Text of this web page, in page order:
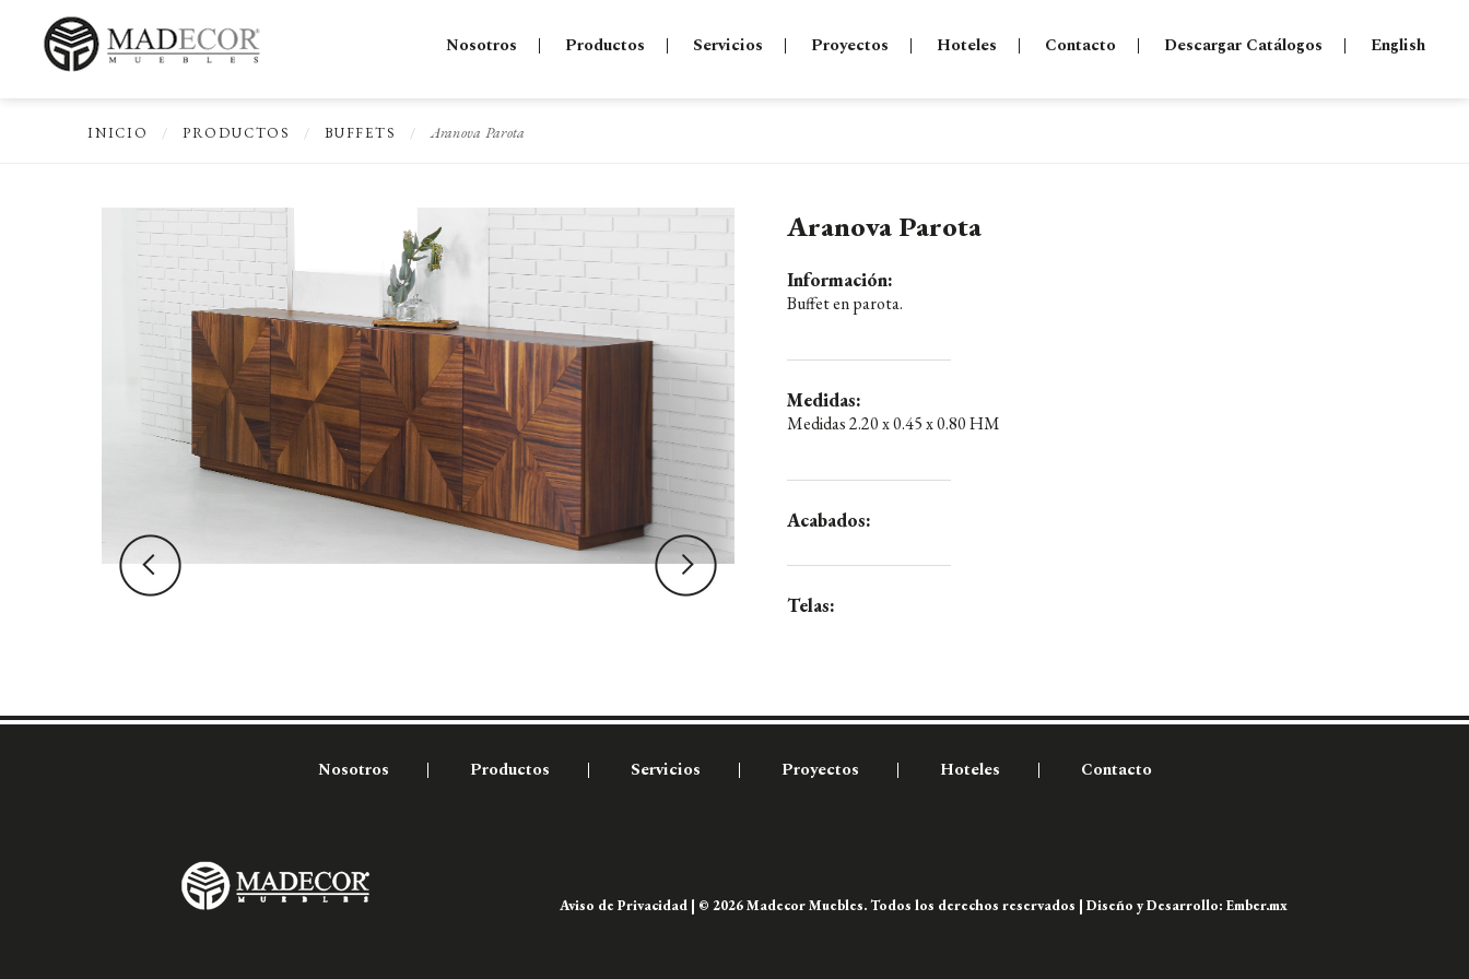
Nosotros Productos Servicios Proyectos Hoteles Contacto Descargar Catálogos English
INICIO / PRODUCTOS / BUFFETS / Aranova Parota
Aranova Parota
Información:
Buffet en parota.
Medidas:
Medidas 2.20 x 0.45 x 0.80 HM
Acabados:
Telas:
Nosotros Productos Servicios Proyectos Hoteles Contacto
Aviso de Privacidad | © 2026 Madecor Muebles. Todos los derechos reservados | Diseño y Desarrollo: Ember.mx